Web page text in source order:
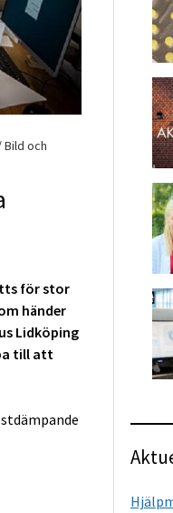
och
för stor
händer
Lidköping
till att